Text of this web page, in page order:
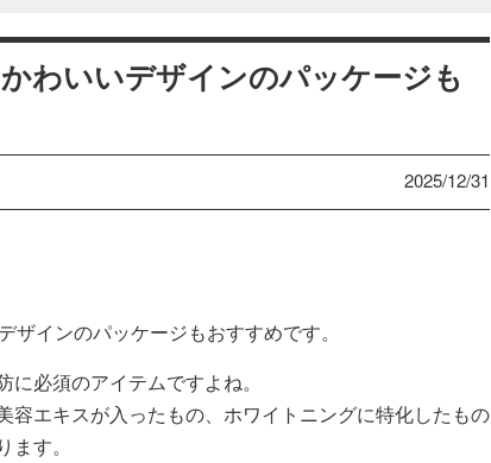
わいいデザインのパッケージも
2025/12/31
インのパッケージもおすすめです。
必須のアイテムですよね。
容エキスが入ったもの、ホワイトニングに特化したもの
す。